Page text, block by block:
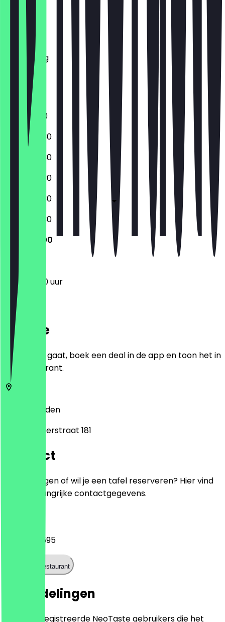
Maandag
Dinsdag
Woensdag
Donderdag
Vrijdag
Zaterdag
Zondag
11:00 - 17:30
09:30 - 17:30
09:30 - 17:30
09:30 - 17:30
09:30 - 17:30
09:30 - 17:30
11:00 - 17:00
11:00 - 17:00 uur
Locatie
Voordat je gaat, boek een deal in de app en toon het in
het restaurant.
Leiden
Haarlemmerstraat 181
Contact
Heb je vragen of wil je een tafel reserveren? Hier vind
je alle belangrijke contactgegevens.
071 785 4595
Bel het restaurant
Beoordelingen
Alleen geregistreerde NeoTaste gebruikers die het